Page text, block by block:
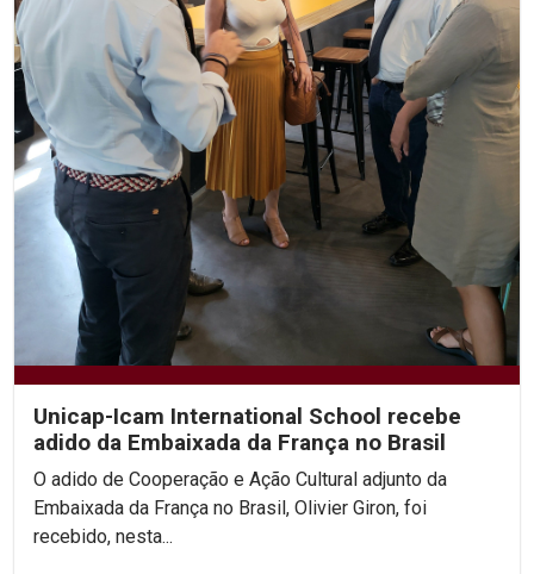
Unicap-Icam International School recebe
adido da Embaixada da França no Brasil
O adido de Cooperação e Ação Cultural adjunto da
Embaixada da França no Brasil, Olivier Giron, foi
recebido, nesta...